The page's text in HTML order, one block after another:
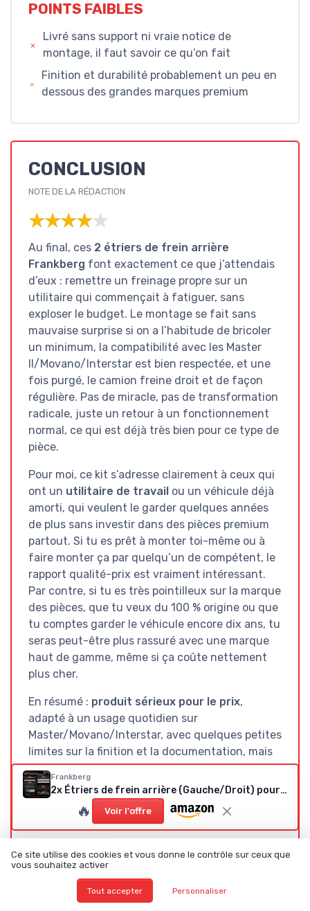
POINTS FAIBLES
Livré sans support ni vraie notice de
montage, il faut savoir ce qu’on fait
Finition et durabilité probablement un peu en
dessous des grandes marques premium
CONCLUSION
NOTE DE LA RÉDACTION
★★★★★
★★★★★
Au final, ces 2 étriers de frein arrière
Frankberg font exactement ce que j’attendais
d’eux : remettre un freinage propre sur un
utilitaire qui commençait à fatiguer, sans
exploser le budget. Le montage se fait sans
mauvaise surprise si on a l’habitude de bricoler
un minimum, la compatibilité avec les Master
II/Movano/Interstar est bien respectée, et une
fois purgé, le camion freine droit et de façon
régulière. Pas de miracle, pas de transformation
radicale, juste un retour à un fonctionnement
normal, ce qui est déjà très bien pour ce type de
pièce.
Pour moi, ce kit s’adresse clairement à ceux qui
ont un utilitaire de travail ou un véhicule déjà
amorti, qui veulent le garder quelques années
de plus sans investir dans des pièces premium
partout. Si tu es prêt à monter toi-même ou à
faire monter ça par quelqu’un de compétent, le
rapport qualité-prix est vraiment intéressant.
Par contre, si tu es très pointilleux sur la marque
des pièces, que tu veux du 100 % origine ou que
tu comptes garder le véhicule encore dix ans, tu
seras peut-être plus rassuré avec une marque
haut de gamme, même si ça coûte nettement
plus cher.
En résumé : produit sérieux pour le prix,
adapté à un usage quotidien sur
Master/Movano/Interstar, avec quelques petites
limites sur la finition et la documentation, mais
rien de bloquant. Pour un remplacement
d’étriers arrière sans prise de tête et sans ruiner
ton budget, ça reste une option solide.
Voir l'offre
SOUS-NOTES
Frankberg
2x Étriers de frein arrière (Gauche/Droit) pour Interstar X70, Movano X70, Master II
🔥 Voir l'offre
Ce site utilise des cookies et vous donne le contrôle sur ceux que
vous souhaitez activer
Tout accepter Personnaliser